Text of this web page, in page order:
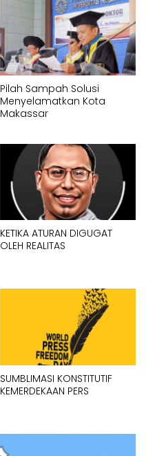
Pilah Sampah Solusi
Menyelamatkan Kota
Makassar
KETIKA ATURAN DIGUGAT
OLEH REALITAS
SUMBLIMASI KONSTITUTIF
KEMERDEKAAN PERS